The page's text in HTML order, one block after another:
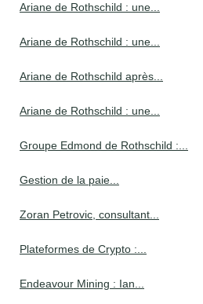
Ariane de Rothschild : une...
Ariane de Rothschild : une...
Ariane de Rothschild après...
Ariane de Rothschild : une...
Groupe Edmond de Rothschild :...
Gestion de la paie...
Zoran Petrovic, consultant...
Plateformes de Crypto :...
Endeavour Mining : Ian...